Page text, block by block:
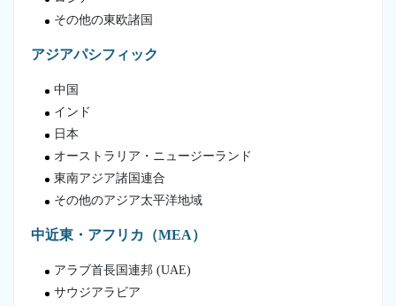
その他の東欧諸国
アジアパシフィック
中国
インド
日本
オーストラリア・ニュージーランド
東南アジア諸国連合
その他のアジア太平洋地域
中近東・アフリカ（MEA）
アラブ首長国連邦 (UAE)
サウジアラビア